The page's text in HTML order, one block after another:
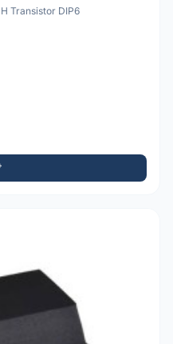
Transistor DIP6